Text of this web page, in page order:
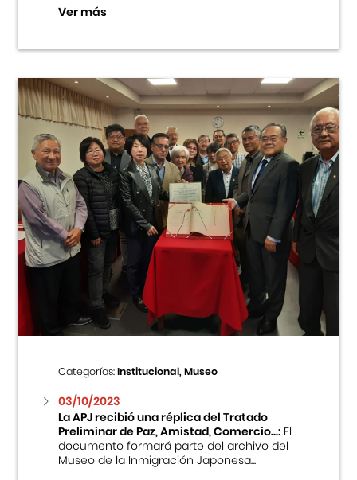
Ver más
Categorías:Institucional, Museo
03/10/2023
La APJ recibió una réplica del Tratado
Preliminar de Paz, Amistad, Comercio...:El
documento formará parte del archivo del
Museo de la Inmigración Japonesa...